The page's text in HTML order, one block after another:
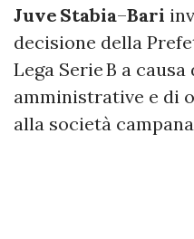
Juve Stabia–Bari
decisione della
Lega Serie B a
amministrative e di
alla società